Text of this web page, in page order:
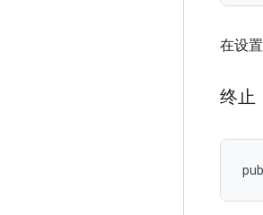
在设
终止